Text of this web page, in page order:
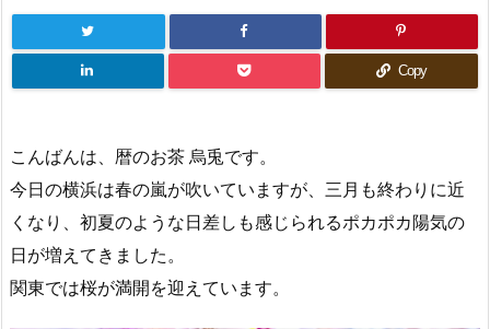
Copy
こんばんは、暦のお茶 烏兎です。
今日の横浜は春の嵐が吹いていますが、三月も終わりに近
くなり、初夏のような日差しも感じられるポカポカ陽気の
日が増えてきました。
関東では桜が満開を迎えています。